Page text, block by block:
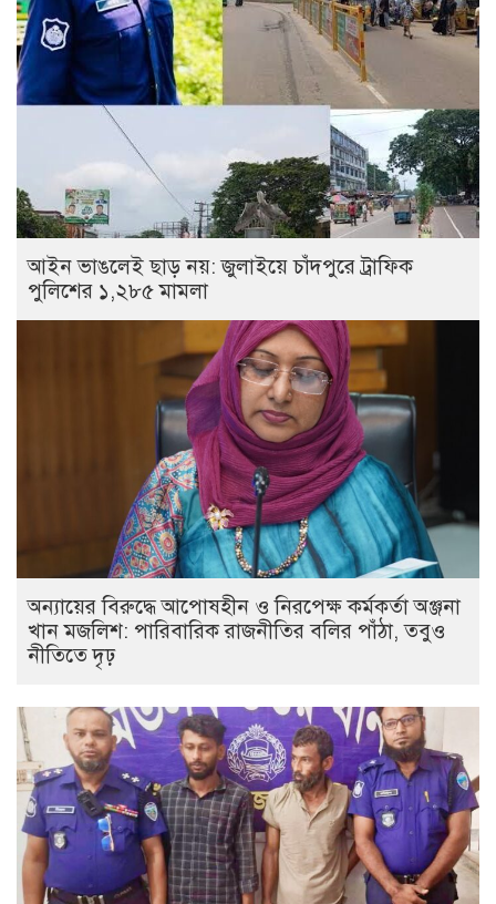
আইন ভাঙলেই ছাড় নয়: জুলাইয়ে চাঁদপুরে ট্রাফিক
পুলিশের ১,২৮৫ মামলা
অন্যায়ের বিরুদ্ধে আপোষহীন ও নিরপেক্ষ কর্মকর্তা অঞ্জনা
খান মজলিশ: পারিবারিক রাজনীতির বলির পাঁঠা, তবুও
নীতিতে দৃঢ়